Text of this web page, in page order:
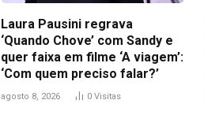
Laura Pausini regrava
‘Quando Chove’ com Sandy e
quer faixa em filme ‘A viagem’:
‘Com quem preciso falar?’
agosto 8, 2026 0 Visitas